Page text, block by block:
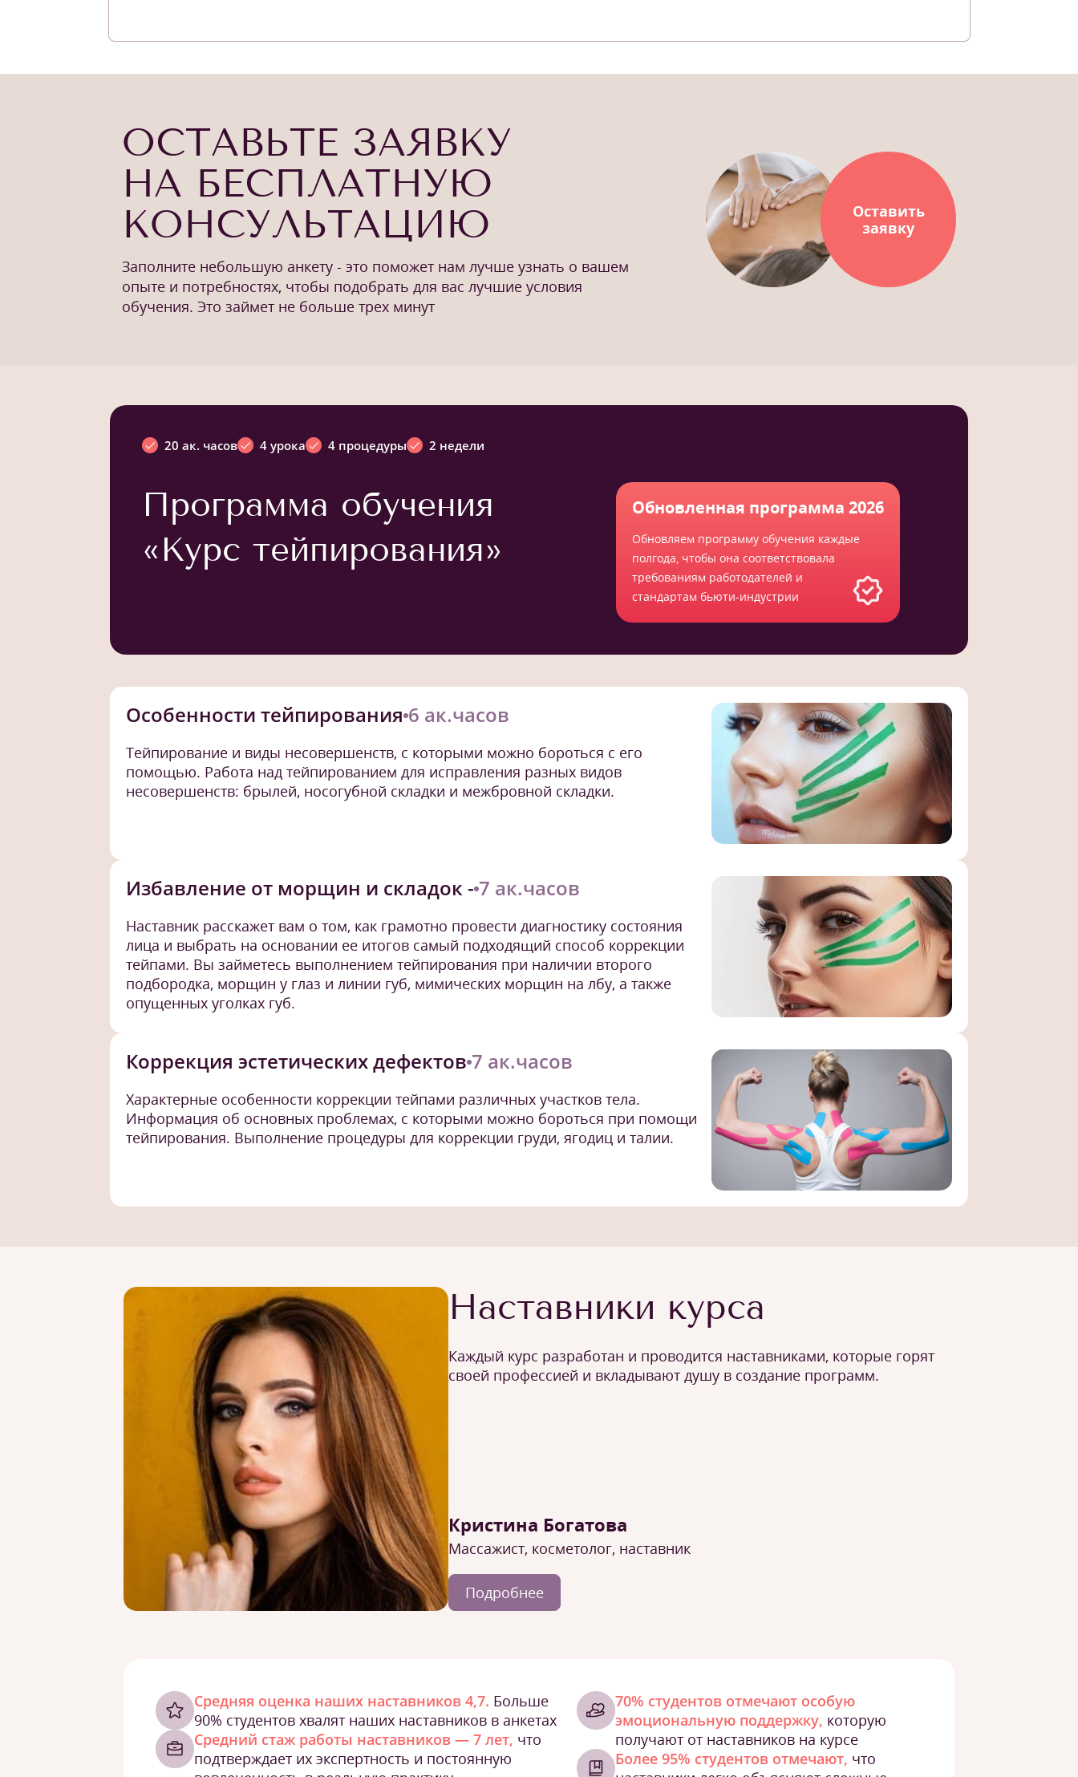
ОСТАВЬТЕ ЗАЯВКУ
НА БЕСПЛАТНУЮ
КОНСУЛЬТАЦИЮ
Заполните небольшую анкету - это поможет нам лучше узнать о вашем
опыте и потребностях, чтобы подобрать для вас лучшие условия
обучения. Это займет не больше трех минут
Оставить
заявку
20 ак. часов 4 урока 4 процедуры 2 недели
Программа обучения
«Курс тейпирования»
Обновленная программа 2026
Обновляем программу обучения каждые
полгода, чтобы она соответствовала
требованиям работодателей и
стандартам бьюти-индустрии
Особенности тейпирования 6 ак.часов
Тейпирование и виды несовершенств, с которыми можно бороться с его
помощью. Работа над тейпированием для исправления разных видов
несовершенств: брылей, носогубной складки и межбровной складки.
Избавление от морщин и складок - 7 ак.часов
Наставник расскажет вам о том, как грамотно провести диагностику состояния
лица и выбрать на основании ее итогов самый подходящий способ коррекции
тейпами. Вы займетесь выполнением тейпирования при наличии второго
подбородка, морщин у глаз и линии губ, мимических морщин на лбу, а также
опущенных уголках губ.
Коррекция эстетических дефектов 7 ак.часов
Характерные особенности коррекции тейпами различных участков тела.
Информация об основных проблемах, с которыми можно бороться при помощи
тейпирования. Выполнение процедуры для коррекции груди, ягодиц и талии.
Наставники курса
Каждый курс разработан и проводится наставниками, которые горят
своей профессией и вкладывают душу в создание программ.
Кристина Богатова
Массажист, косметолог, наставник
Подробнее
Cредняя оценка наших наставников 4,7. Больше
90% студентов хвалят наших наставников в анкетах
Средний стаж работы наставников — 7 лет, что
подтверждает их экспертность и постоянную
70% студентов отмечают особую
эмоциональную поддержку, которую
получают от наставников на курсе
Более 95% студентов отмечают, что